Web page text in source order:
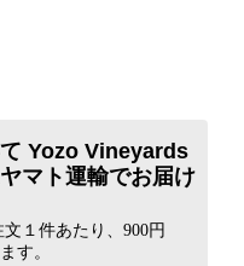
Yozo Vineyards
マト運輸でお届け
１件あたり、900円
す。